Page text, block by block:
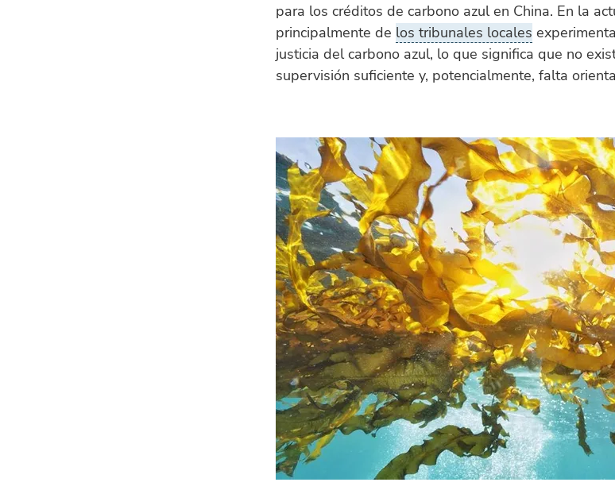
para los créditos de carbono azul en China. En la
principalmente de los tribunales locales
justicia del carbono azul, lo que significa que no
supervisión suficiente y, potencialmente, falta